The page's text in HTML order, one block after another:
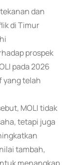
dan
di Timur
prospek
pada 2026
yang telah
MOLI tidak
tetapi juga
tambah,